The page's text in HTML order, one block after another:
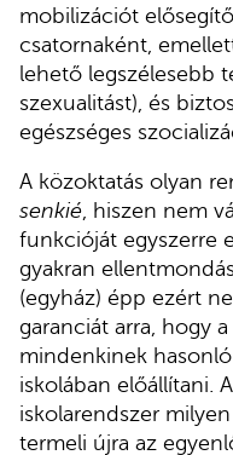
mobilizációt
csatornaként,
lehető legszélesebb
szexualitást), és
egészséges
A közoktatás olyan
senkié, hiszen nem
funkcióját egyszerre
gyakran
(egyház) épp ezért
garanciát arra, hogy
mindenkinek
iskolában előállítani.
iskolarendszer
termeli újra az